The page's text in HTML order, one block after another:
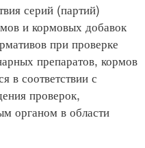
серий (партий)
и кормовых добавок
при проверке
препаратов, кормов
в соответствии с
проверок,
органом в области